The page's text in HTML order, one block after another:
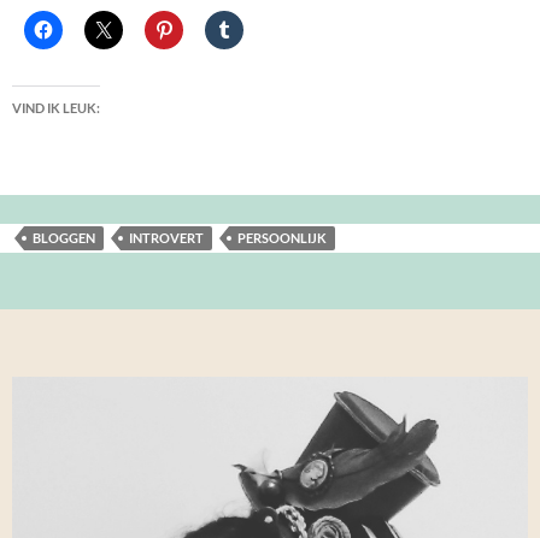
VIND IK LEUK:
BLOGGEN INTROVERT PERSOONLIJK